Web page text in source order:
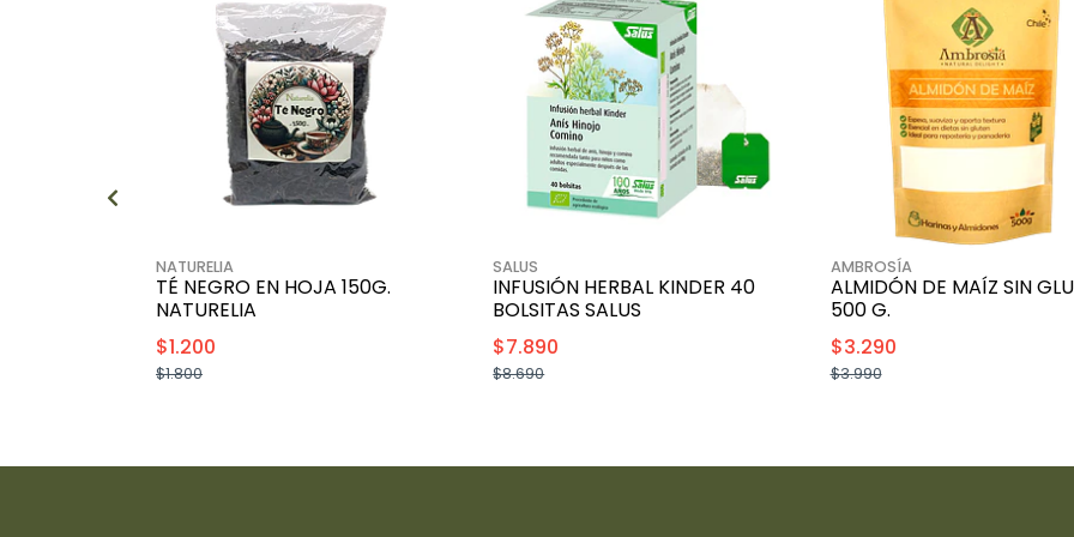
NATURELIA
TÉ NEGRO EN HOJA 150G.
NATURELIA
$1.200
$1.800
SALUS
INFUSIÓN HERBAL KINDER 40
BOLSITAS SALUS
$7.890
$8.690
AMBROSÍA
ALMIDÓN DE MAÍZ SIN
500 G.
$3.290
$3.990